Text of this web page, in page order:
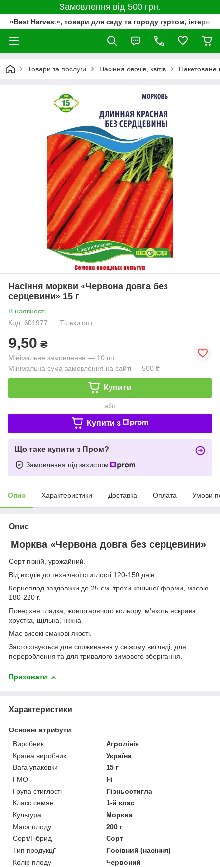
Замовлення від 500 грн.
«Best Harvest», товари для саду та городу гуртом,
Товари та послуги Насіння овочів, квітів Пакетоване
Насіння моркви «Червона довга без
серцевини» 15 г
В наявності
Код: 601977
Тільки опт
9,50 ₴
Мінімальне замовлення — 10 шт.
Мінімальна сума замовлення на сайті — 500 ₴
Купити
або
Купити з
Що таке купити з Пром?
Замовлення під захистом
Опис Характеристики Доставка Оплата Умови
Опис
Морква «Червона довга без серцевини»
Сорт пізній, урожайний.
Від входів до технічної стиглості 120-150 днів.
Корнеплод завдовжки до 25 см, трохи конічної форми, масою
180-220 г.
Поверхня гладка, жовтогарячого кольору, м'якоть яскрава,
хрустка, щільна, ніжна.
Має високі смакові якості.
Застосовується для споживання у свіжому вигляді, для
перероблення та для тривалого зимового зберігання.
Приховати
Характеристики
Основні атрибути
Виробник
Агролінія
Країна виробник
Україна
Вага упаковки
15 г
ГМО
Ні
Група стиглості
Пізньостигла
Класс семян
1-й клас
Культура
Морква
Маса плоду
200 г
Сорт/Гібрид
Сорт
Тип продукції
Посівний (насіння)
Колір плоду
Червоний